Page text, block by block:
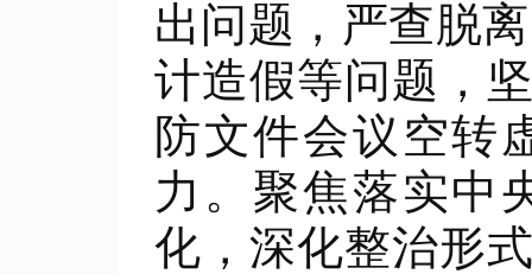
出问题，严查脱
计造假等问题，
防文件会议空转
力。聚焦落实中
化，深化整治形